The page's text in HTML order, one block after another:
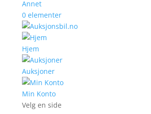
Annet
0 elementer
Hjem
Auksjoner
Min Konto
Velg en side